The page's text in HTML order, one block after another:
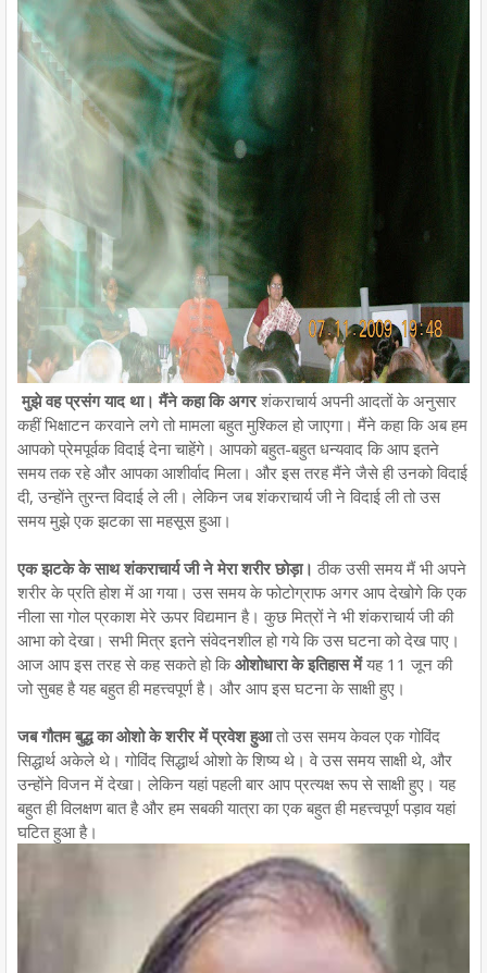
मुझे वह प्रसंग याद था। मैंने कहा कि अगरशंकराचार्य अपनी आदतों के अनुसार
कहीं भिक्षाटन करवाने लगे तो मामला बहुत मुश्किल हो जाएगा। मैंने कहा कि अब हम
आपको प्रेमपूर्वक विदाई देना चाहेंगे। आपको बहुत-बहुत धन्यवाद कि आप इतने
समय तक रहे और आपका आशीर्वाद मिला। और इस तरह मैंने जैसे ही उनको विदाई
दी, उन्होंने तुरन्त विदाई ले ली। लेकिन जब शंकराचार्य जी ने विदाई ली तो उस
समय मुझे एक झटका सा महसूस हुआ।
एक झटके के साथ शंकराचार्य जी ने मेरा शरीर छोड़ा। ठीक उसी समय मैं भी अपने
शरीर के प्रति होश में आ गया। उस समय के फोटोग्राफ अगर आप देखोगे कि एक
नीला सा गोल प्रकाश मेरे ऊपर विद्यमान है। कुछ मित्रों ने भी शंकराचार्य जी की
आभा को देखा। सभी मित्र इतने संवेदनशील हो गये कि उस घटना को देख पाए।
आज आप इस तरह से कह सकते हो किओशोधारा के इतिहास मेंयह 11 जून की
जो सुबह है यह बहुत ही महत्त्वपूर्ण है। और आप इस घटना के साक्षी हुए।
जब गौतम बुद्ध का ओशो के शरीर में प्रवेश हुआतो उस समय केवल एक गोविंद
सिद्धार्थ अकेले थे। गोविंद सिद्धार्थ ओशो के शिष्य थे। वे उस समय साक्षी थे, और
उन्होंने विजन में देखा। लेकिन यहां पहली बार आप प्रत्यक्ष रूप से साक्षी हुए। यह
बहुत ही विलक्षण बात है और हम सबकी यात्रा का एक बहुत ही महत्त्वपूर्ण पड़ाव यहां
घटित हुआ है।